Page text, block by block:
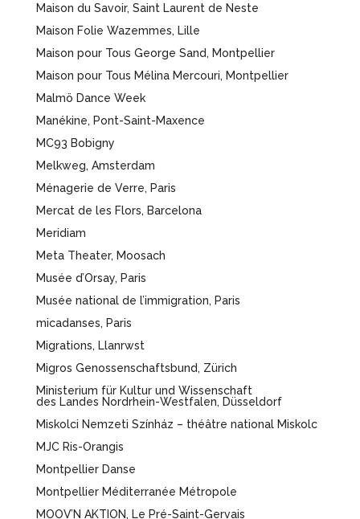
Maison du Savoir, Saint Laurent de Neste
Maison Folie Wazemmes, Lille
Maison pour Tous George Sand, Montpellier
Maison pour Tous Mélina Mercouri, Montpellier
Malmö Dance Week
Manékine, Pont-Saint-Maxence
MC93 Bobigny
Melkweg, Amsterdam
Ménagerie de Verre, Paris
Mercat de les Flors, Barcelona
Meridiam
Meta Theater, Moosach
Musée d’Orsay, Paris
Musée national de l’immigration, Paris
micadanses, Paris
Migrations, Llanrwst
Migros Genossenschaftsbund, Zürich
Ministerium für Kultur und Wissenschaft
des Landes Nordrhein-Westfalen, Düsseldorf
Miskolci Nemzeti Színház – théâtre national Miskolc
MJC Ris-Orangis
Montpellier Danse
Montpellier Méditerranée Métropole
MOOV’N AKTION, Le Pré-Saint-Gervais